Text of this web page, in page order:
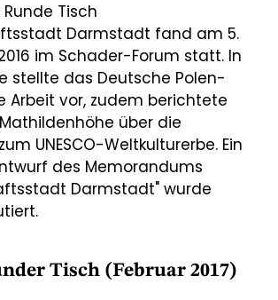
Tisch
Darmstadt fand am 5.
im Schader-Forum statt. In
stellte das Deutsche Polen-
Arbeit vor, zudem berichtete
über die
UNESCO-Weltkulturerbe. Ein
des Memorandums
Darmstadt" wurde
Tisch (Februar 2017)